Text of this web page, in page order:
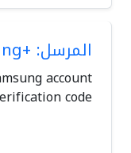
المرسل: +Samsung
account
code.